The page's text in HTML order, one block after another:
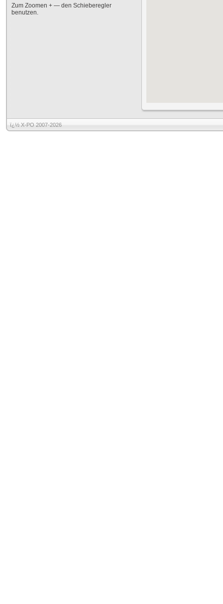
Zum Zoomen + — den Schieberegler
benutzen.
ï¿½ X-PO 2007-2026